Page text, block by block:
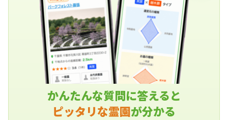
かんたんな質問に答えると
ピッタリな霊園が分かる